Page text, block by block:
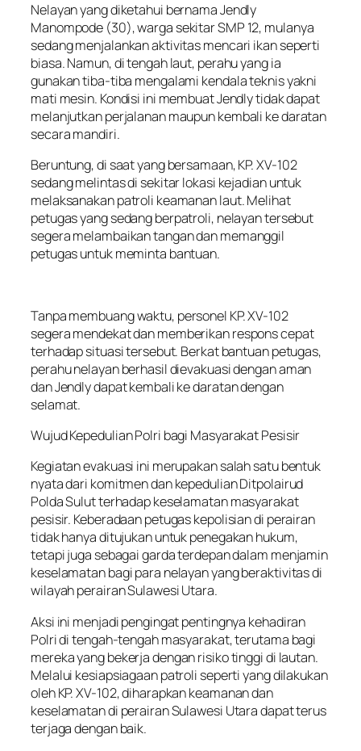
Nelayan yang diketahui bernama Jendly
Manompode (30), warga sekitar SMP 12, mulanya
sedang menjalankan aktivitas mencari ikan seperti
biasa. Namun, di tengah laut, perahu yang ia
gunakan tiba-tiba mengalami kendala teknis yakni
mati mesin. Kondisi ini membuat Jendly tidak dapat
melanjutkan perjalanan maupun kembali ke daratan
secara mandiri.
Beruntung, di saat yang bersamaan, KP. XV-102
sedang melintas di sekitar lokasi kejadian untuk
melaksanakan patroli keamanan laut. Melihat
petugas yang sedang berpatroli, nelayan tersebut
segera melambaikan tangan dan memanggil
petugas untuk meminta bantuan.
Tanpa membuang waktu, personel KP. XV-102
segera mendekat dan memberikan respons cepat
terhadap situasi tersebut. Berkat bantuan petugas,
perahu nelayan berhasil dievakuasi dengan aman
dan Jendly dapat kembali ke daratan dengan
selamat.
Wujud Kepedulian Polri bagi Masyarakat Pesisir
Kegiatan evakuasi ini merupakan salah satu bentuk
nyata dari komitmen dan kepedulian Ditpolairud
Polda Sulut terhadap keselamatan masyarakat
pesisir. Keberadaan petugas kepolisian di perairan
tidak hanya ditujukan untuk penegakan hukum,
tetapi juga sebagai garda terdepan dalam menjamin
keselamatan bagi para nelayan yang beraktivitas di
wilayah perairan Sulawesi Utara.
Aksi ini menjadi pengingat pentingnya kehadiran
Polri di tengah-tengah masyarakat, terutama bagi
mereka yang bekerja dengan risiko tinggi di lautan.
Melalui kesiapsiagaan patroli seperti yang dilakukan
oleh KP. XV-102, diharapkan keamanan dan
keselamatan di perairan Sulawesi Utara dapat terus
terjaga dengan baik.